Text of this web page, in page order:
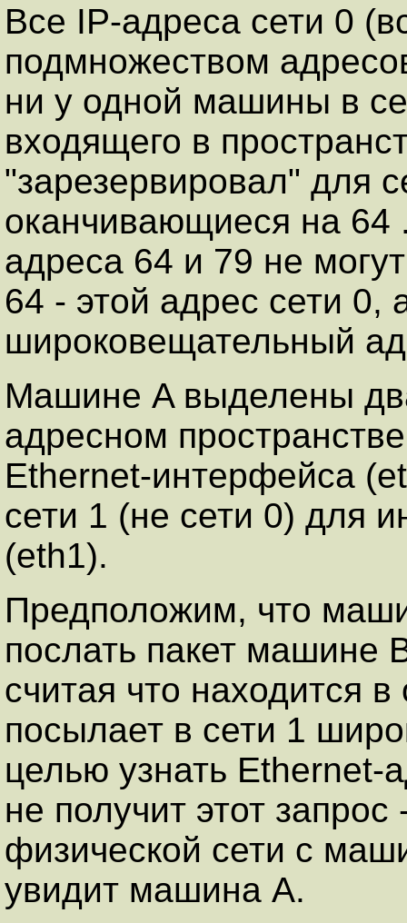
Все IP-адреса сети 0
подмножеством
ни у одной машины в
входящего в
"зарезервировал" для
оканчивающиеся на
адреса 64 и 79 не
64 - этой адрес сети 0,
широковещательный
Машине A выделены
адресном
Ethernet-интерфейса
сети 1 (не сети 0) для
(eth1).
Предположим, что
послать пакет машине
считая что находится
посылает в сети 1
целью узнать
не получит этот
физической сети с
увидит машина A.